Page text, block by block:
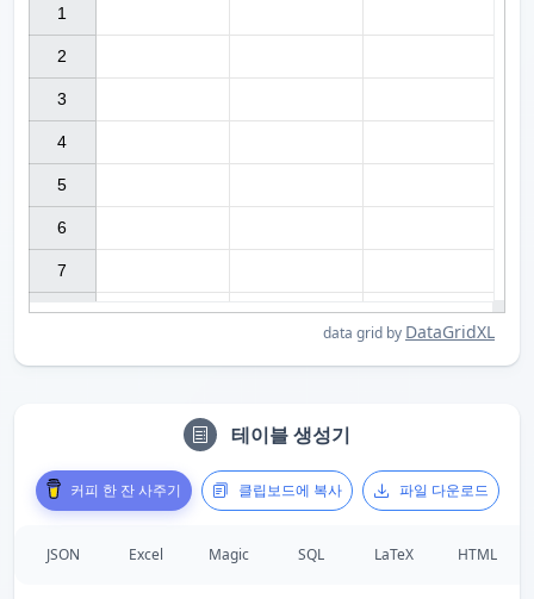
1
2
3
4
5
6
7
data grid by DataGridXL
테이블 생성기
커피 한 잔 사주기 클립보드에 복사 파일 다운로드
JSON Excel Magic SQL LaTeX HTML